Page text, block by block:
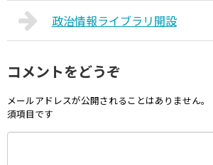
政治情報ライブラリ開設
コメントをどうぞ
メールアドレスが公開されることはありません。
須項目です